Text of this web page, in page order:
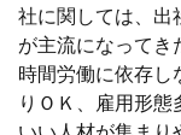
社に関しては、出
が主流になってき
時間労働に依存し
りＯＫ、雇用形態